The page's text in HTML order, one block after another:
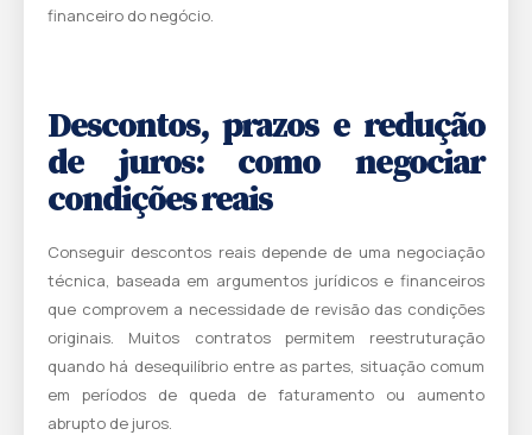
financeiro do negócio.
Descontos, prazos e redução
de juros: como negociar
condições reais
Conseguir descontos reais depende de uma negociação
técnica, baseada em argumentos jurídicos e financeiros
que comprovem a necessidade de revisão das condições
originais. Muitos contratos permitem reestruturação
quando há desequilíbrio entre as partes, situação comum
em períodos de queda de faturamento ou aumento
abrupto de juros.